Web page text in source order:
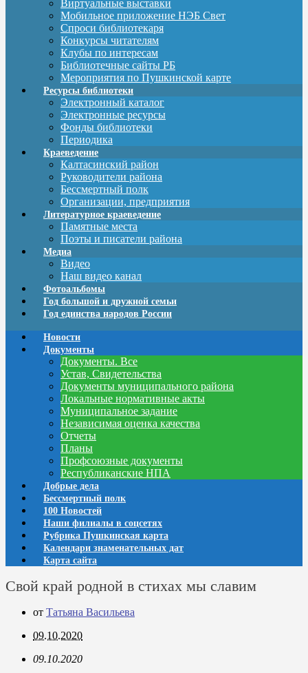
Виртуальные выставки
Мобильное приложение НЭБ Свет
Спроси библиотекаря
Конкурсы читателям
Клубы по интересам
Библиотечные сайты РБ
Мероприятия по Пушкинской карте
Ресурсы библиотеки
Электронный каталог
Электронные ресурсы
Фонды библиотеки
Периодика
Краеведение
Калтасинский район
Руководители района
Бессмертный полк
Организации, предприятия
Литературное краеведение
Памятные места
Поэты и писатели района
Медиа
Видео
Наш видео канал
Фотоальбомы
Год большой и дружной семьи
Год единства народов России
Новости
Документы
Документы. Все
Устав, Свидетельства
Документы муниципального района
Локальные нормативные акты
Муниципальное задание
Независимая оценка качества
Отчеты
Планы
Профсоюзные документы
Республиканские НПА
Добрые дела
Бессмертный полк
100 Новостей
Наши филиалы в соцсетях
Рубрика Пушкинская карта
Календари знаменательных дат
Карта сайта
Свой край родной в стихах мы славим
от Татьяна Васильева
09.10.2020
09.10.2020